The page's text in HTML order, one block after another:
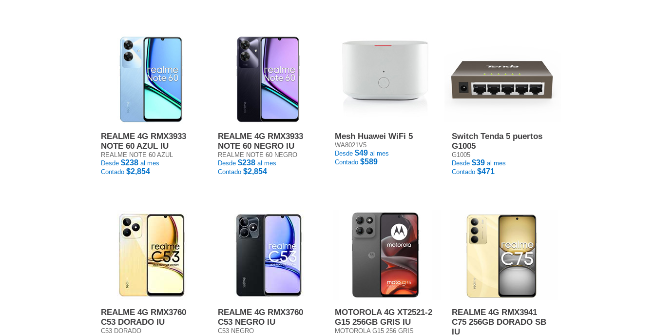
REALME 4G RMX3933
NOTE 60 AZUL IU
REALME NOTE 60 AZUL
Desde $238 al mes
Contado $2,854
REALME 4G RMX3933
NOTE 60 NEGRO IU
REALME NOTE 60 NEGRO
Desde $238 al mes
Contado $2,854
Mesh Huawei WiFi 5
WA8021V5
Desde $49 al mes
Contado $589
Switch Tenda 5 puertos
G1005
G1005
Desde $39 al mes
Contado $471
REALME 4G RMX3760
C53 DORADO IU
C53 DORADO
REALME 4G RMX3760
C53 NEGRO IU
C53 NEGRO
MOTOROLA 4G XT2521-2
G15 256GB GRIS IU
MOTOROLA G15 256 GRIS
REALME 4G RMX3941
C75 256GB DORADO SB
IU